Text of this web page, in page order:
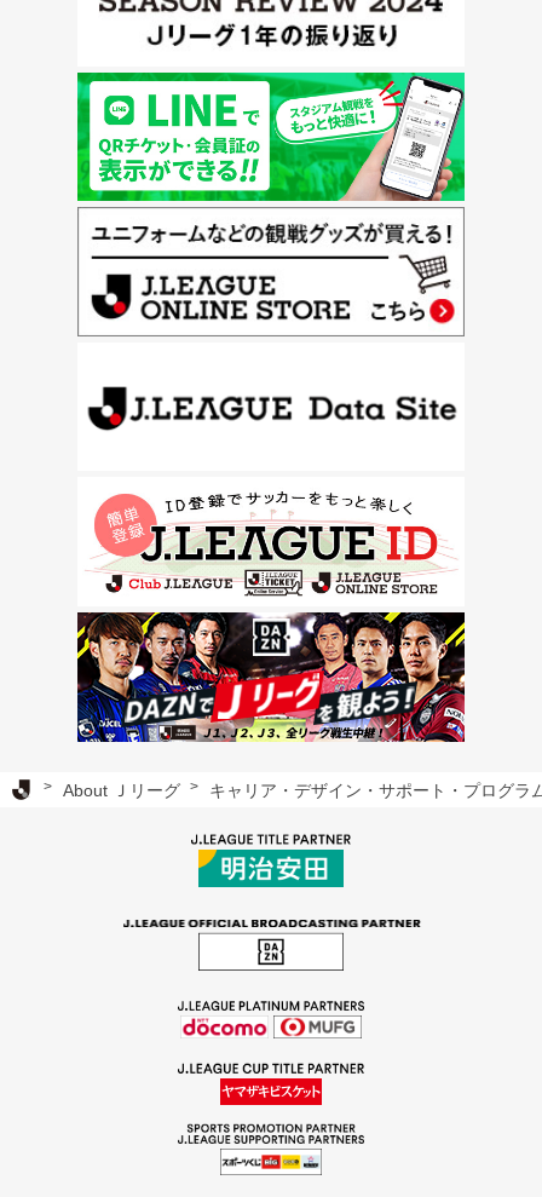
Ｊリーグ TOP
About Ｊリーグ キャリア・デザイン・サポート・プログラ